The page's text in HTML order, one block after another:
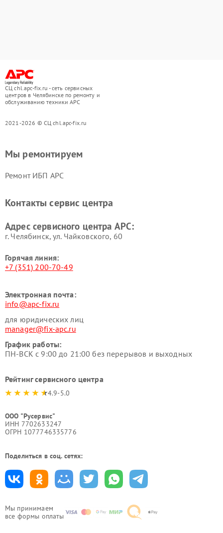
СЦ chl.apc-fix.ru - сеть сервисных
центров в Челябинске по ремонту и
обслуживанию техники APC
2021-2026 © СЦ chl.apc-fix.ru
Мы принимаем
все формы оплаты
Мы ремонтируем
Ремонт ИБП APC
Контакты сервис центра
Адрес сервисного центра APC:
г. Челябинск, ул. Чайковского, 60
Горячая линия:
+7 (351) 200-70-49
Электронная почта:
info@apc-fix.ru
для юридических лиц
manager@fix-apc.ru
График работы:
ПН-ВСК с 9:00 до 21:00 без перерывов и выходных
Рейтинг сервисного центра
4.9-5.0
ООО "Русервис"
ИНН 7702633247
ОГРН 1077746335776
Поделиться в соц. сетях: